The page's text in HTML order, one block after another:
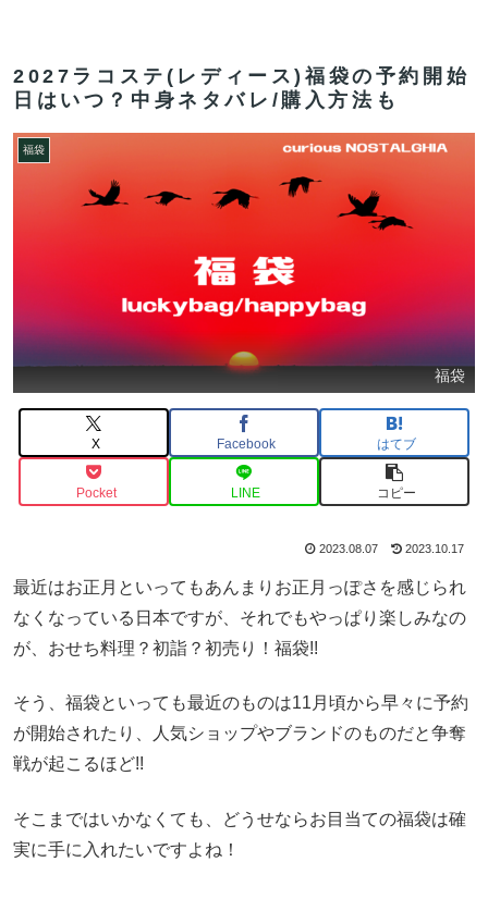
2027ラコステ(レディース)福袋の予約開始
日はいつ？中身ネタバレ/購入方法も
福袋
福袋
X Facebook はてブ
Pocket LINE コピー
2023.08.07 2023.10.17
最近はお正月といってもあんまりお正月っぽさを感じられ
なくなっている日本ですが、それでもやっぱり楽しみなの
が、おせち料理？初詣？初売り！福袋!!
そう、福袋といっても最近のものは11月頃から早々に予約
が開始されたり、人気ショップやブランドのものだと争奪
戦が起こるほど!!
そこまではいかなくても、どうせならお目当ての福袋は確
実に手に入れたいですよね！